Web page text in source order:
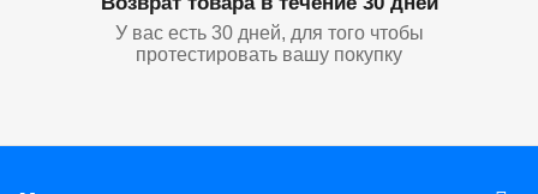
У вас есть 30 дней, для того чтобы
протестировать вашу покупку